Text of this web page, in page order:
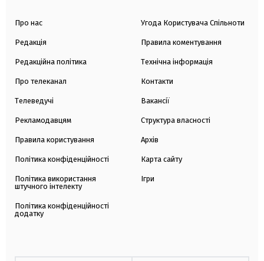
Про нас
Редакція
Редакційна політика
Про телеканал
Телеведучі
Рекламодавцям
Правила користування
Політика конфіденційності
Політика використання
штучного інтелекту
Політика конфіденційності
додатку
Угода Користувача Спільноти
Правила коментування
Технічна інформація
Контакти
Вакансії
Структура власності
Архів
Карта сайту
Ігри